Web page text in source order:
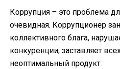
Коррупция – это проблема
очевидная. Коррупционер
коллективного блага,
конкуренции, заставляет
неоптимальный продукт.